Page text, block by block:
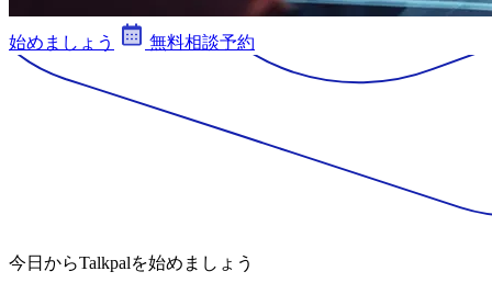
始めましょう 無料相談予約
今日からTalkpalを始めましょう